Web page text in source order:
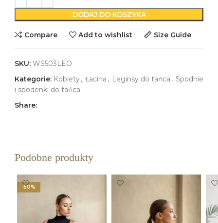
DODAJ DO KOSZYKA
Compare Add to wishlist Size Guide
SKU: WS503LEO
Kategorie: Kobiety, Łacina , Leginsy do tańca , Spodnie
i spodenki do tańca
Share:
Podobne produkty
-50%